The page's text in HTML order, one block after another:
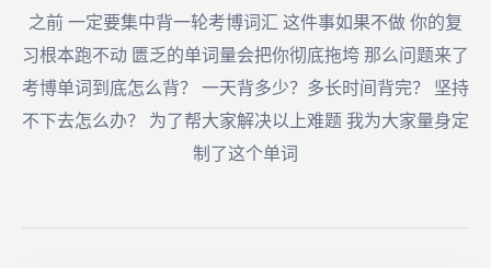
之前 一定要集中背一轮考博词汇 这件事如果不做 你的复
习根本跑不动 匮乏的单词量会把你彻底拖垮 那么问题来了‍‍‍‍‍‍‍‍‍‍‍‍‍‍‍‍‍‍
考博单词到底怎么背？ 一天背多少？多长时间背完？ 坚持
不下去怎么办？ 为了帮大家解决以上难题 我为大家量身定
制了这个单词